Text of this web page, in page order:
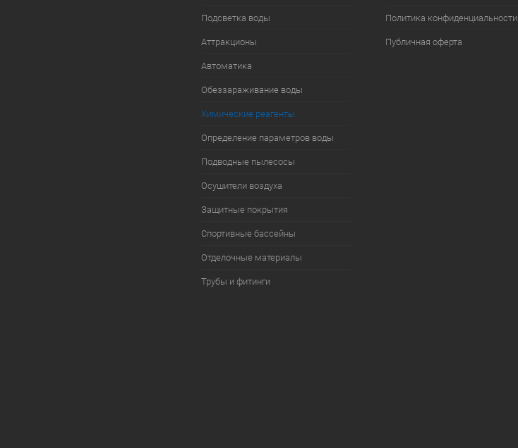
Подсветка воды
Аттракционы
Автоматика
Обеззараживание воды
Химические реагенты
Определение параметров воды
Подводные пылесосы
Осушители воздуха
Защитные покрытия
Спортивные бассейны
Отделочные материалы
Трубы и фитинги
Политика конфиденциальности
Публичная оферта